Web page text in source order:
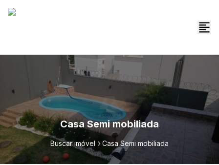
Casa Semi mobiliada
Buscar imóvel Casa Semi mobiliada